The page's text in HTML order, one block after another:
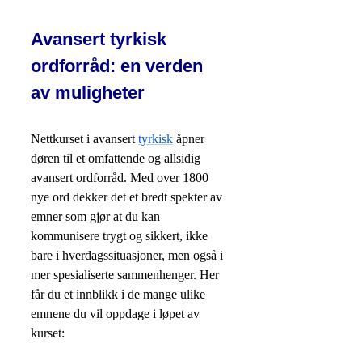
Avansert tyrkisk
ordforråd: en verden
av muligheter
Nettkurset i avanserttyrkisk åpner
døren til et omfattende og allsidig
avansert ordforråd. Med over 1800
nye ord dekker det et bredt spekter av
emner som gjør at du kan
kommunisere trygt og sikkert, ikke
bare i hverdagssituasjoner, men også i
mer spesialiserte sammenhenger. Her
får du et innblikk i de mange ulike
emnene du vil oppdage i løpet av
kurset: